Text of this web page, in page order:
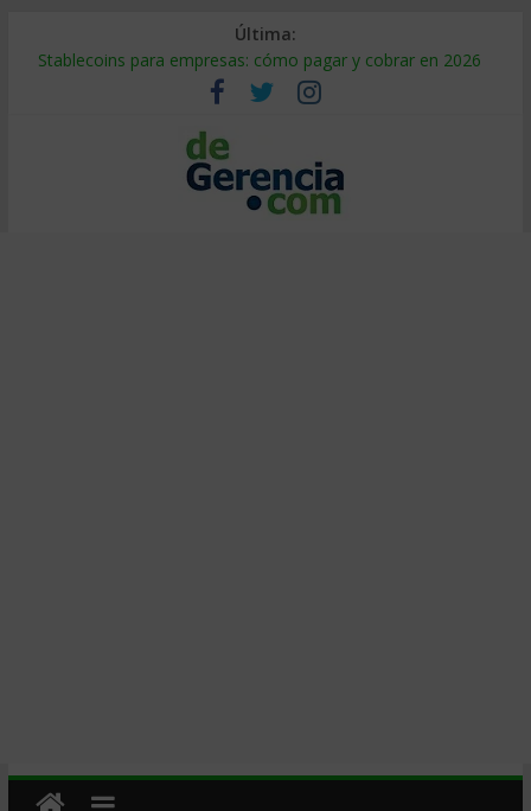
Última:
Stablecoins para empresas: cómo pagar y cobrar en 2026
Despido silencioso: qué es y por qué sale tan caro
IA en selección de personal: cómo auditarla a tiempo
Trabajo forzoso en la cadena de suministro: qué hacer
Mercado hispano de EE. UU.: cómo segmentarlo y venderle